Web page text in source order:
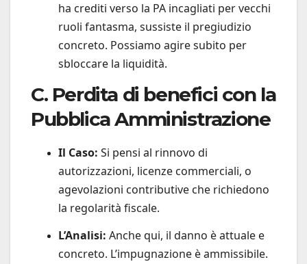
ha crediti verso la PA incagliati per vecchi
ruoli fantasma, sussiste il pregiudizio
concreto. Possiamo agire subito per
sbloccare la liquidità.
C. Perdita di benefici con la
Pubblica Amministrazione
Il Caso: Si pensi al rinnovo di
autorizzazioni, licenze commerciali, o
agevolazioni contributive che richiedono
la regolarità fiscale.
L’Analisi: Anche qui, il danno è attuale e
concreto. L’impugnazione è ammissibile.